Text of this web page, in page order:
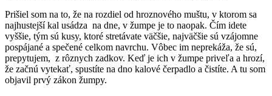
Prišiel som na to, že na rozdiel od hroznového muštu, v ktorom sa
najhustejší kal usádza na dne, v žumpe je to naopak. Čím idete
vyššie, tým sú kusy, ktoré stretávate väčšie, najväčšie sú vzájomne
pospájané a spečené celkom navrchu. Vôbec im neprekáža, že sú,
prepytujem, z rôznych zadkov. Keď je ich v žumpe priveľa a hrozí,
že začnú vytekať, spustíte na dno kalové čerpadlo a čistíte. A tu som
objavil prvý zákon žumpy.